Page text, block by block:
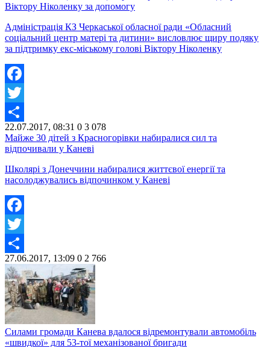
Віктору Ніколенку за допомогу
Адміністрація КЗ Черкаської обласної ради «Обласний
соціальний центр матері та дитини» висловлює щиру подяку
за підтримку екс-міському голові Віктору Ніколенку
Facebook
Twitter
Share
22.07.2017, 08:31 0 3 078
Майже 30 дітей з Красногорівки набиралися сил та
відпочивали у Каневі
Школярі з Донеччини набиралися життєвої енергії та
насолоджувались відпочинком у Каневі
Facebook
Twitter
Share
27.06.2017, 13:09 0 2 766
Силами громади Канева вдалося відремонтували автомобіль
«швидкої» для 53-тої механізованої бригади